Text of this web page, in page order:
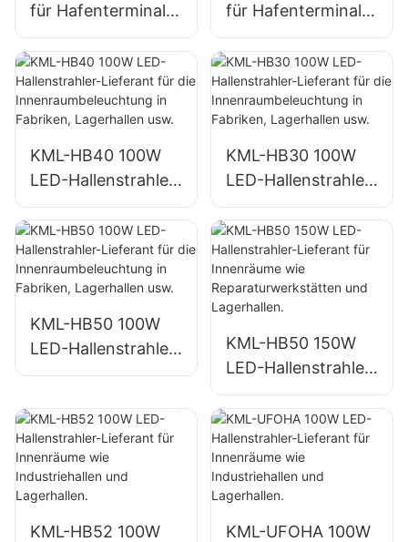
für Hafenterminals
und Flughäfen:
Lieferant des LED-
Flutlichts KML-
FL2C 750W
für Hafenterminals
und Flughäfen:
Lieferant des LED-
Flutlichts KML-
FL2C 1000W.
KML-HB40 100W
LED-Hallenstrahler-
Lieferant für die
Innenraumbeleucht
ung in Fabriken,
Lagerhallen usw.
KML-HB30 100W
LED-Hallenstrahler-
Lieferant für die
Innenraumbeleucht
ung in Fabriken,
Lagerhallen usw.
KML-HB50 100W
LED-Hallenstrahler-
Lieferant für die
ung in Fabriken,
Lagerhallen usw.
KML-HB50 150W
LED-Hallenstrahler-
Lieferant für
Innenräume wie
Reparaturwerkstätt
en und Lagerhallen.
KML-HB52 100W
KML-UFOHA 100W